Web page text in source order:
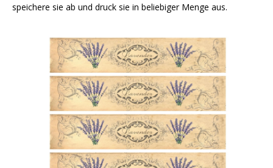
speichere sie ab und druck sie in beliebiger Menge aus.